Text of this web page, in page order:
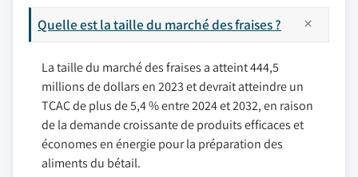
Quelle est la taille du marché des fraises ?
La taille du marché des fraises a atteint 444,5
millions de dollars en 2023 et devrait atteindre un
TCAC de plus de 5,4 % entre 2024 et 2032, en raison
de la demande croissante de produits efficaces et
économes en énergie pour la préparation des
aliments du bétail.